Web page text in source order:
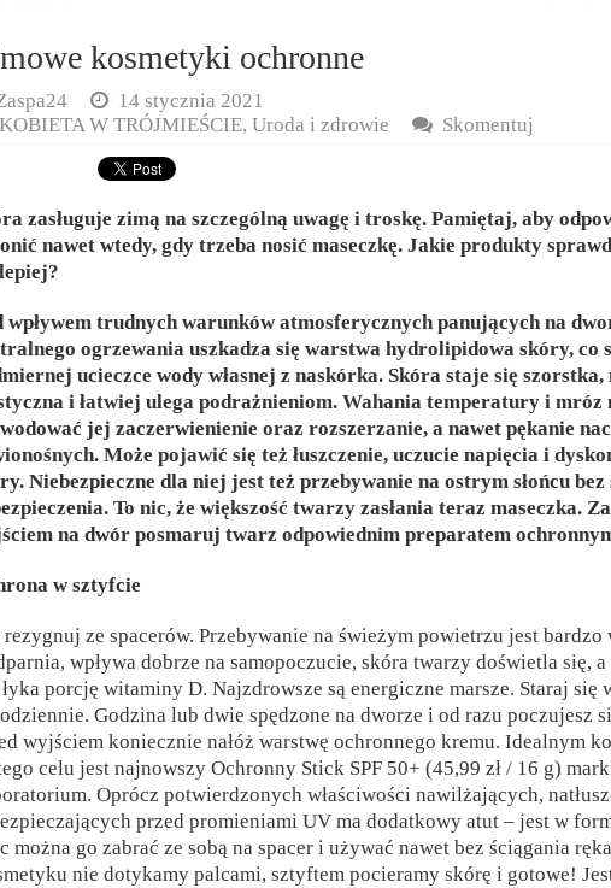
kosmetyki ochronne
14 stycznia 2021
KOBIETA W TRÓJMIEŚCIE, Uroda i zdrowie Skomentuj
zasługuje zimą na szczególną uwagę i troskę. Pamiętaj, aby
nawet wtedy, gdy trzeba nosić maseczkę. Jakie produkty
wpływem trudnych warunków atmosferycznych panujących na
ogrzewania uszkadza się warstwa hydrolipidowa skóry, co
ucieczce wody własnej z naskórka. Skóra staje się szorstka,
i łatwiej ulega podrażnieniom. Wahania temperatury i mróz
jej zaczerwienienie oraz rozszerzanie, a nawet pękanie
Może pojawić się też łuszczenie, uczucie napięcia i
Niebezpieczne dla niej jest też przebywanie na ostrym słońcu bez
To nic, że większość twarzy zasłania teraz maseczka.
na dwór posmaruj twarz odpowiednim preparatem
w sztyfcie
ze spacerów. Przebywanie na świeżym powietrzu jest bardzo
wpływa dobrze na samopoczucie, skóra twarzy doświetla się, a
porcję witaminy D. Najzdrowsze są energiczne marsze. Staraj się
Godzina lub dwie spędzone na dworze i od razu poczujesz
wyjściem koniecznie nałóż warstwę ochronnego kremu. Idealnym
celu jest najnowszy Ochronny Stick SPF 50+ (45,99 zł / 16 g)
Oprócz potwierdzonych właściwości nawilżających,
przed promieniami UV ma dodatkowy atut – jest w
można go zabrać ze sobą na spacer i używać nawet bez ściągania
nie dotykamy palcami, sztyftem pocieramy skórę i gotowe!